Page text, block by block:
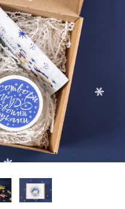
на обработку